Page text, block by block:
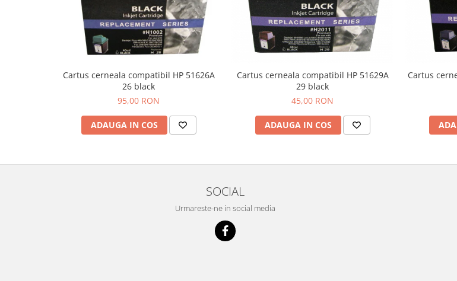
Cartus cerneala compatibil HP 51626A
26 black
95,00 RON
ADAUGA IN COS
Cartus cerneala compatibil HP 51629A
29 black
45,00 RON
ADAUGA IN COS
Cartus
SOCIAL
Urmareste-ne in social media